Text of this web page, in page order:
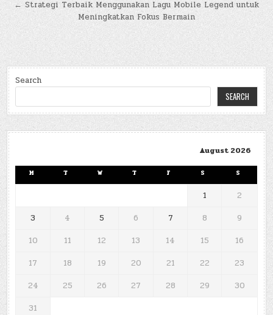
← Strategi Terbaik Menggunakan Lagu Mobile Legend untuk
Meningkatkan Fokus Bermain
Search
SEARCH
August 2026
M T W T F S S
1
2
3
4 5 6 7 8
9
10
11 12 13 14 15
16
17
18 19 20 21 22
23
24
25 26 27 28 29
30
31